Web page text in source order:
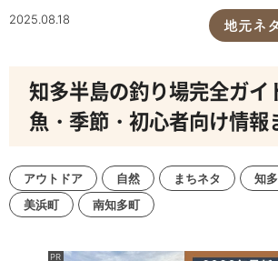
2025.08.18 地元ネタ
知多半島の釣り場完全ガイ
魚・季節・初心者向け情報
アウトドア 自然 まちネタ 知
美浜町
南知多町